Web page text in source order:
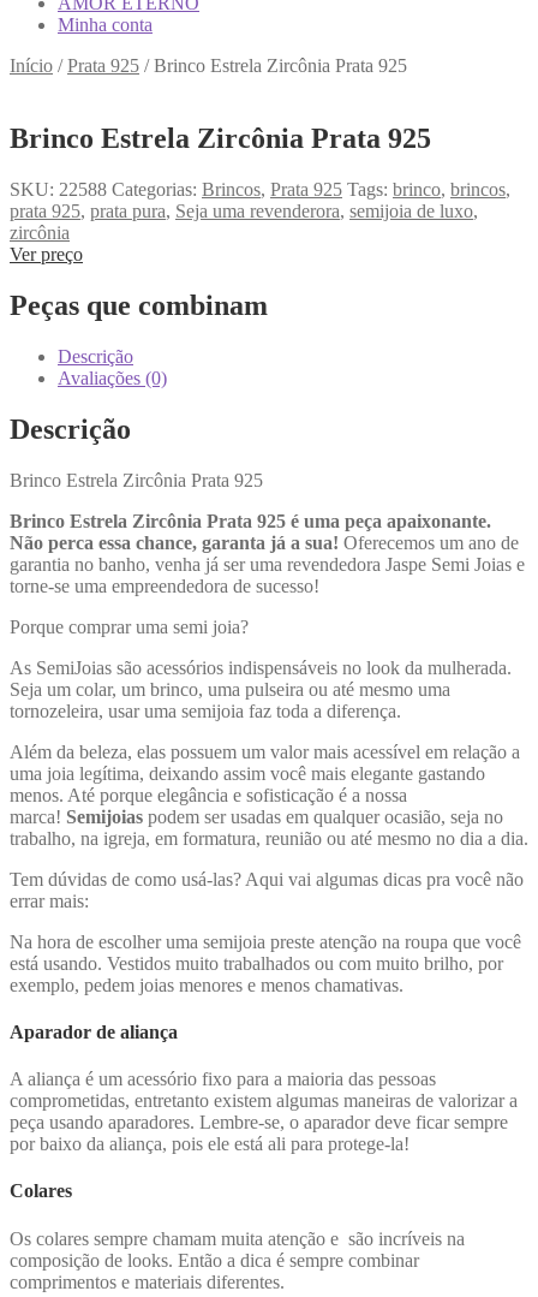
Minha conta
Início /Prata 925 /Brinco Estrela Zircônia Prata 925
Brinco Estrela Zircônia Prata 925
SKU: 22588 Categorias: Brincos, Prata 925 Tags: brinco, brincos,
prata 925, prata pura, Seja uma revenderora, semijoia de luxo,
zircônia
Ver preço
Peças que combinam
Descrição
Avaliações (0)
Descrição
Brinco Estrela Zircônia Prata 925
Brinco Estrela Zircônia Prata 925 é uma peça apaixonante.
Não perca essa chance, garanta já a sua! Oferecemos um ano de
garantia no banho, venha já ser uma revendedora Jaspe Semi Joias e
torne-se uma empreendedora de sucesso!
Porque comprar uma semi joia?
As SemiJoias são acessórios indispensáveis no look da mulherada.
Seja um colar, um brinco, uma pulseira ou até mesmo uma
tornozeleira, usar uma semijoia faz toda a diferença.
Além da beleza, elas possuem um valor mais acessível em relação a
uma joia legítima, deixando assim você mais elegante gastando
menos. Até porque elegância e sofisticação é a nossa
marca! Semijoias podem ser usadas em qualquer ocasião, seja no
trabalho, na igreja, em formatura, reunião ou até mesmo no dia a dia.
Tem dúvidas de como usá-las? Aqui vai algumas dicas pra você não
errar mais:
Na hora de escolher uma semijoia preste atenção na roupa que você
está usando. Vestidos muito trabalhados ou com muito brilho, por
exemplo, pedem joias menores e menos chamativas.
Aparador de aliança
A aliança é um acessório fixo para a maioria das pessoas
comprometidas, entretanto existem algumas maneiras de valorizar a
peça usando aparadores. Lembre-se, o aparador deve ficar sempre
por baixo da aliança, pois ele está ali para protege-la!
Colares
Os colares sempre chamam muita atenção e são incríveis na
composição de looks. Então a dica é sempre combinar
comprimentos e materiais diferentes.